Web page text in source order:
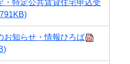
・特定公共賃貸住宅申込受
お知らせ・情報ひろば